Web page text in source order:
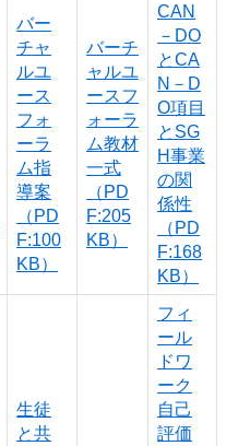
バー
チャ
ルユ
ース
フォ
ーラ
ム指
導案
（PD
F:100
KB）
バーチ
ャルユ
ースフ
ォーラ
ム教材
一式
（PD
F:205
KB）
CAN
－DO
とCA
N－D
O項目
とSG
H事業
の関
係性
（PD
F:168
KB）
生徒
と共
フィ
ール
ドワ
ーク
自己
評価